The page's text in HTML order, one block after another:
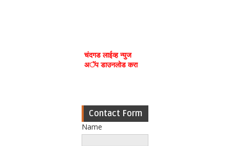
चंदगड लाईव्ह न्युज
अॅप डाउनलोड करा
Contact Form
Name